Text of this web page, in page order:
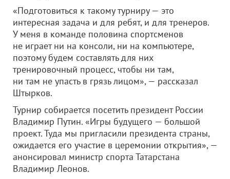
«Подготовиться к такому турниру — это
интересная задача и для ребят, и для тренеров.
У меня в команде половина спортсменов
не играет ни на консоли, ни на компьютере,
поэтому будем составлять для них
тренировочный процесс, чтобы ни там,
ни там не упасть в грязь лицом», — рассказал
Штырков.
Турнир собирается посетить президент России
Владимир Путин. «Игры будущего — большой
проект. Туда мы пригласили президента страны,
ожидается его участие в церемонии открытия», —
анонсировал министр спорта Татарстана
Владимир Леонов.